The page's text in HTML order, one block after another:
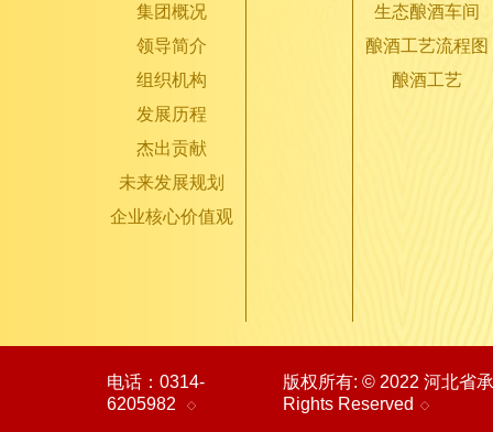
集团概况
领导简介
组织机构
发展历程
杰出贡献
未来发展规划
企业核心价值观
生态酿酒车间
酿酒工艺流程图
酿酒工艺
电话：0314-
6205982
版权所有: © 2022 河北省
Rights Reserved